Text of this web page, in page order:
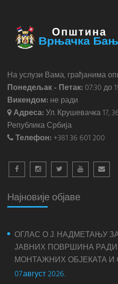
На услузи Вама, грађанима
Понедељак - Петак:07:30 до
Викендом:не ради
Адреса:Ул. Крушевачка 17,
Република Србија
Телефон:+381 36 601 200
Најновије објаве
ОГЛАС О Ј. НАДМЕТАЊУ
ЈАВНИХ ПОВРШИНА
МОНТАЖНИХ ОБЈЕКАТА
07.август 2026.